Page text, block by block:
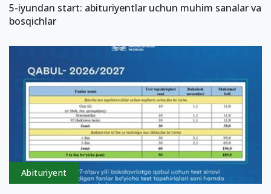
5-iyundan start: abituriyentlar uchun muhim sanalar va
bosqichlar
Abituriyent